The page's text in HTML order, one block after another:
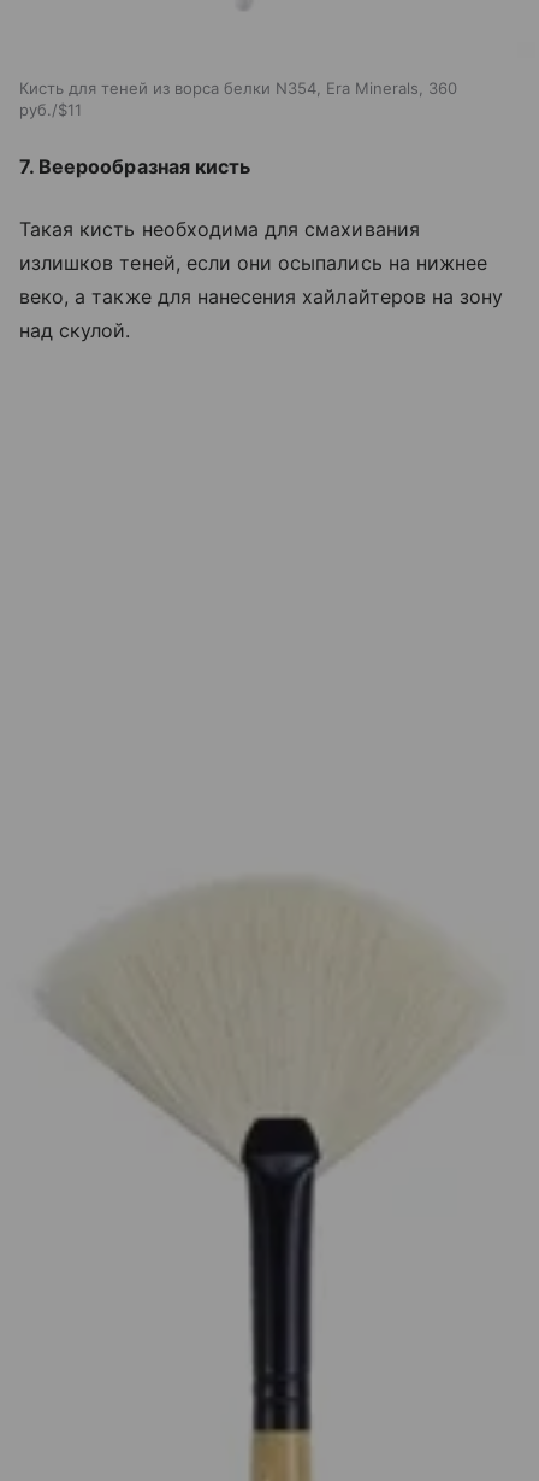
Кисть для теней из ворса белки N354, Era Minerals, 360
руб./$11
7. Веерообразная кисть
Такая кисть необходима для смахивания
излишков теней, если они осыпались на нижнее
веко, а также для нанесения хайлайтеров на зону
над скулой.